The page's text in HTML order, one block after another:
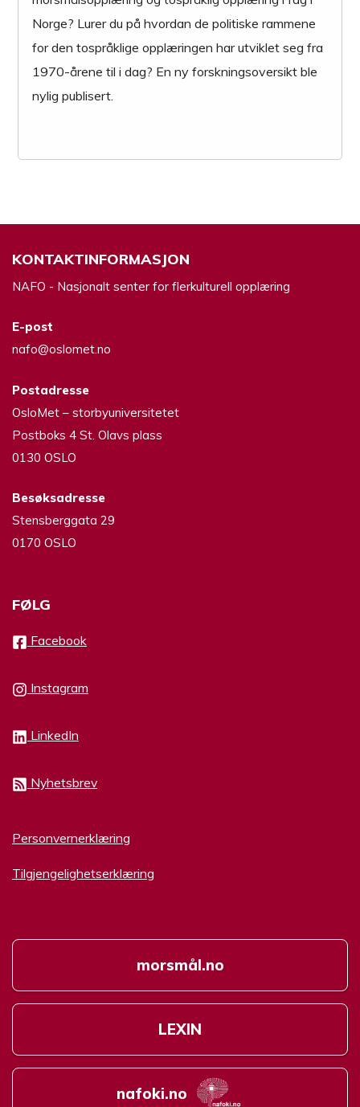
Norge? Lurer du på hvordan de politiske rammene
for den tospråklige opplæringen har utviklet seg fra
1970-årene til i dag? En ny forskningsoversikt ble
nylig publisert.
KONTAKTINFORMASJON
NAFO - Nasjonalt senter for flerkulturell opplæring
E-post
nafo@oslomet.no
Postadresse
OsloMet – storbyuniversitetet
Postboks 4 St. Olavs plass
0130 OSLO
Besøksadresse
Stensberggata 29
0170 OSLO
FØLG
Facebook
Instagram
LinkedIn
Nyhetsbrev
Personvernerklæring
Tilgjengelighetserklæring
morsmål.no
LEXIN
nafoki.no